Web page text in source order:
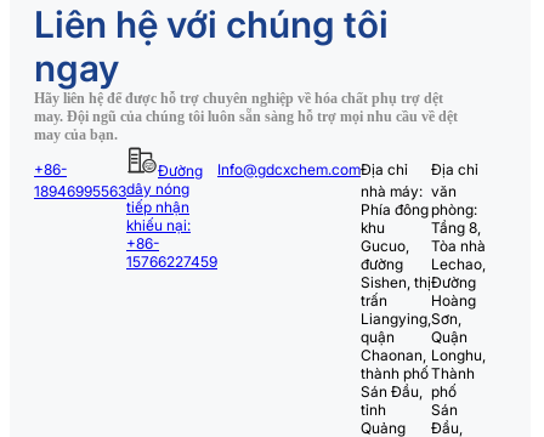
Liên hệ với chúng tôi
ngay
Hãy liên hệ để được hỗ trợ chuyên nghiệp về hóa chất phụ trợ dệt
may. Đội ngũ của chúng tôi luôn sẵn sàng hỗ trợ mọi nhu cầu về dệt
may của bạn.
+86-
18946995563
Đường
dây nóng
tiếp nhận
khiếu nại:
+86-
15766227459
Info@gdcxchem.comĐịa chỉ
nhà máy:
Phía đông
khu
Gucuo,
đường
Sishen, thị
trấn
Liangying,
quận
Chaonan,
thành phố
Sán Đầu,
tỉnh
Quảng
Địa chỉ
văn
phòng:
Tầng 8,
Tòa nhà
Lechao,
Đường
Hoàng
Sơn,
Quận
Longhu,
Thành
phố
Sán
Đầu,